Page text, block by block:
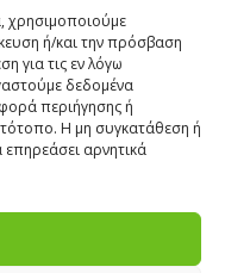
χρησιμοποιούμε
ή/και την πρόσβαση
για τις εν λόγω
δεδομένα
περιήγησης ή
Η μη συγκατάθεση ή
αρνητικά